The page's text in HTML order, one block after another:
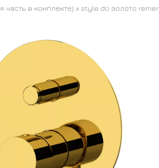
часть в комплекте) x style do золото remer